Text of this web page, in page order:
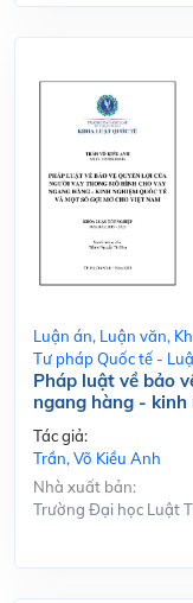
Luận án, Luận văn,
Tư pháp Quốc tế -
Pháp luật về bảo
ngang hàng - kinh
Tác giả:
Trần, Võ Kiều Anh
Nhà xuất bản:
Trường Đại học Luật